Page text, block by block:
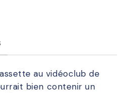
au vidéoclub de
bien contenir un